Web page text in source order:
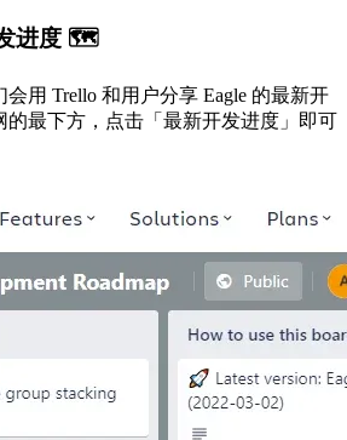
发进度 🗺
用 Trello 和用户分享 Eagle 的最新开
的最下方，点击「最新开发进度」即可